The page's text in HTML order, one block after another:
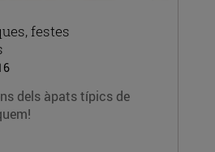
festes
dels àpats típics de